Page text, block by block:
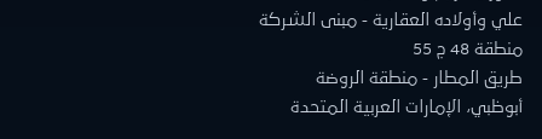
علي وأولاده العقارية - مبنى الشركة
منطقة 48 ج 55
طريق المطار - منطقة الروضة
أبوظبي، الإمارات العربية المتحدة